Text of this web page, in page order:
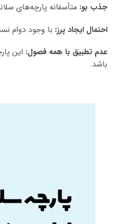
جذب بو: متأسفانه پارچه‌های
احتمال ایجاد پرز: با وجود دوام
عدم تطبیق با همه فصول: این
باشد.